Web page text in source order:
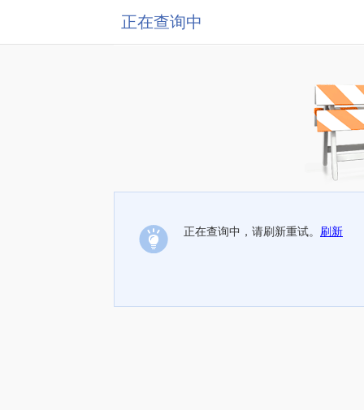
正在查询中
正在查询中，请刷新重试。 刷新